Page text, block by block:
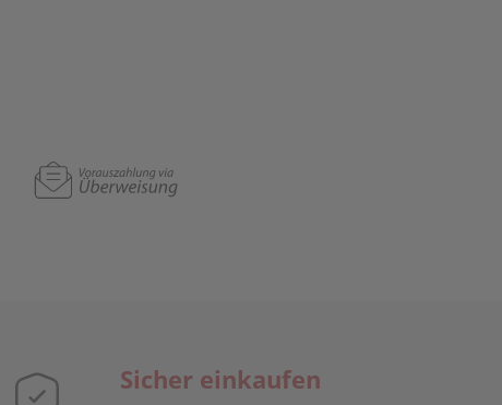
Sicher einkaufen